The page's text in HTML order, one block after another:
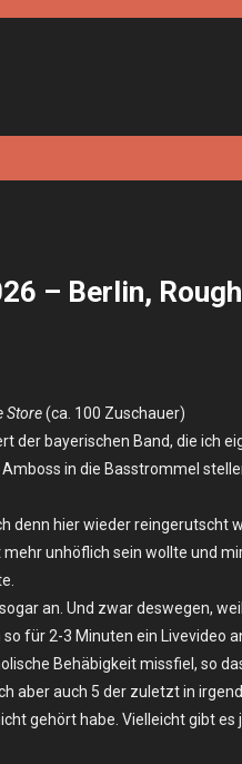
– Berlin,
Store(ca. 100 Zuschauer)
der bayerischen Band, die ich
in die Basstrommel
denn hier wieder reingerutscht
unhöflich sein wollte und
an. Und zwar deswegen,
für 2-3 Minuten ein Livevideo
Behäbigkeit missfiel, so
aber auch 5 der zuletzt in
gehört habe. Vielleicht gibt es